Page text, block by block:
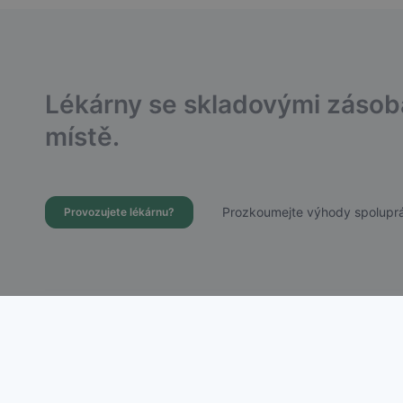
Lékárny se skladovými
místě.
Provozujete lékárnu? Prozkoumejte výhody